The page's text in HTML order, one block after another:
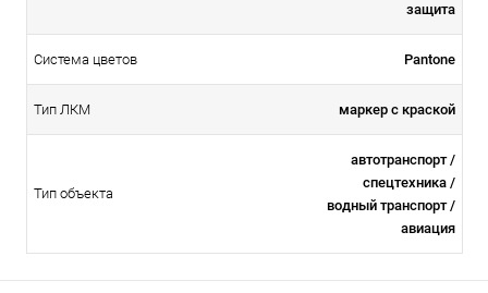
защита
Система цветов Pantone
Тип ЛКМ маркер с краской
Тип объекта
автотранспорт /
спецтехника /
водный транспорт /
авиация